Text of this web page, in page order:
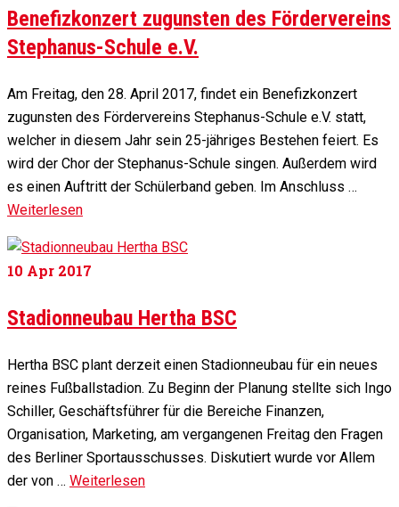
Benefizkonzert zugunsten des Fördervereins
Stephanus-Schule e.V.
Am Freitag, den 28. April 2017, findet ein Benefizkonzert
zugunsten des Fördervereins Stephanus-Schule e.V. statt,
welcher in diesem Jahr sein 25-jähriges Bestehen feiert. Es
wird der Chor der Stephanus-Schule singen. Außerdem wird
es einen Auftritt der Schülerband geben. Im Anschluss …
Weiterlesen
10 Apr 2017
Stadionneubau Hertha BSC
Hertha BSC plant derzeit einen Stadionneubau für ein neues
reines Fußballstadion. Zu Beginn der Planung stellte sich Ingo
Schiller, Geschäftsführer für die Bereiche Finanzen,
Organisation, Marketing, am vergangenen Freitag den Fragen
des Berliner Sportausschusses. Diskutiert wurde vor Allem
der von … Weiterlesen